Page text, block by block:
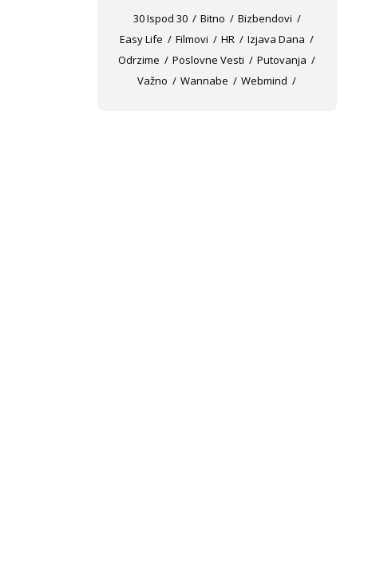
30 Ispod 30 Bitno
Bizbendovi
Easy Life
Filmovi HR
Izjava Dana
Odrzime
Poslovne Vesti
Putovanja
Važno
Wannabe Webmind